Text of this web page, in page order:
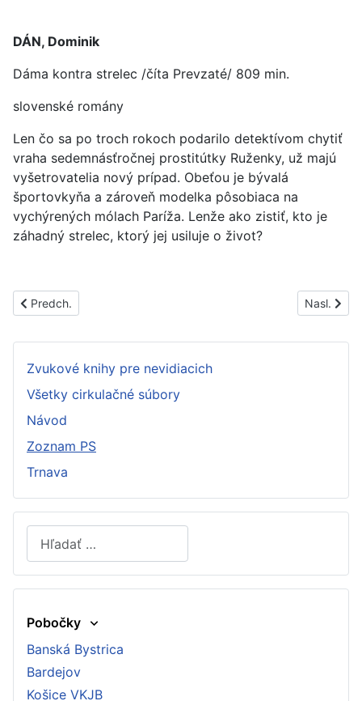
DÁN, Dominik
Dáma kontra strelec /číta Prevzaté/ 809 min.
slovenské romány
Len čo sa po troch rokoch podarilo detektívom chytiť
vraha sedemnásťročnej prostitútky Ruženky, už majú
vyšetrovatelia nový prípad. Obeťou je bývalá
športovkyňa a zároveň modelka pôsobiaca na
vychýrených mólach Paríža. Lenže ako zistiť, kto je
záhadný strelec, ktorý jej usiluje o život?
Predchádzajúci článok: PS1602A
Predch. Nasl.
Zvukové knihy pre nevidiacich
Všetky cirkulačné súbory
Návod
Zoznam PS
Trnava
Hľadať
Type 2 or more characters for results.
Pobočky
Banská Bystrica
Bardejov
Košice VKJB